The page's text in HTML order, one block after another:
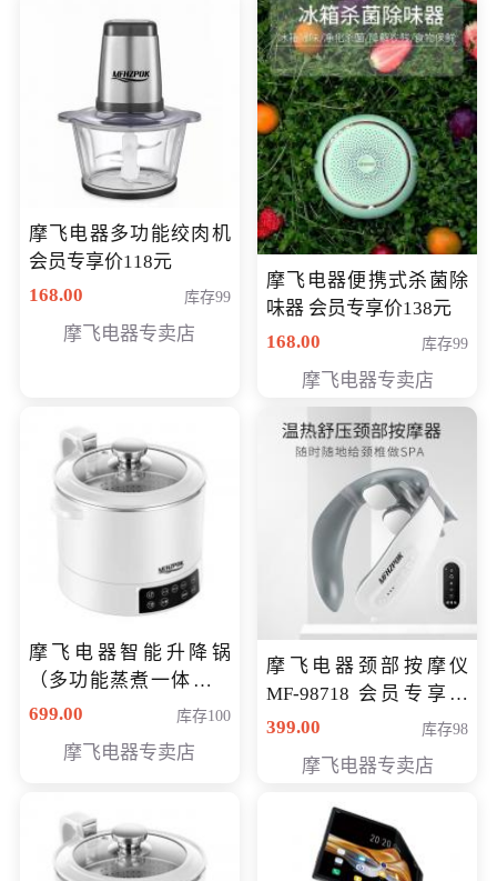
摩飞电器多功能绞肉机
会员专享价118元
168.00
库存99
摩飞电器专卖店
摩飞电器便携式杀菌除
味器 会员专享价138元
168.00
库存99
摩飞电器专卖店
摩飞电器智能升降锅
（多功能蒸煮一体锅）
（智能升降养生锅） 会
699.00 库存100
摩飞电器专卖店
摩飞电器颈部按摩仪
MF-98718 会员专享价
299元
399.00 库存98
摩飞电器专卖店